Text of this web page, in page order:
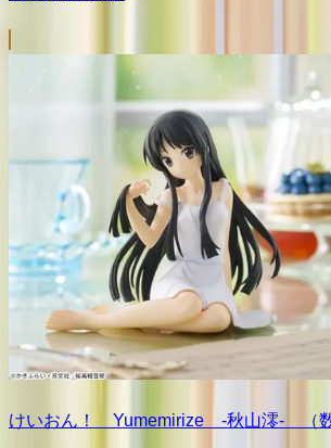
けいおん！ Yumemirize ‐秋山澪‐ （数